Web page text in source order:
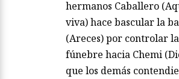
hermanos Caballero
viva) hace bascular la
(Areces) por controlar
fúnebre hacia Chemi
que los demás